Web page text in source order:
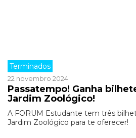
Terminados
22 novembro 2024
Passatempo! Ganha
Jardim Zoológico!
A FORUM Estudante tem três
Jardim Zoológico para te oferecer!